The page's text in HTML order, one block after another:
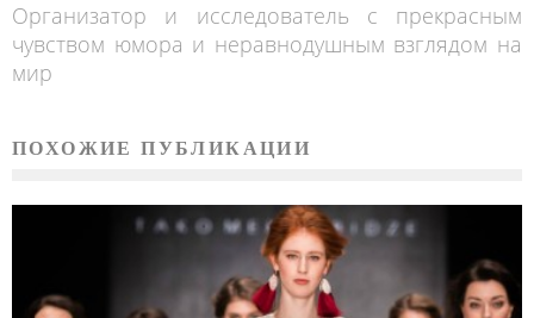
Организатор и исследователь с прекрасным
чувством юмора и неравнодушным взглядом на
мир
ПОХОЖИЕ ПУБЛИКАЦИИ